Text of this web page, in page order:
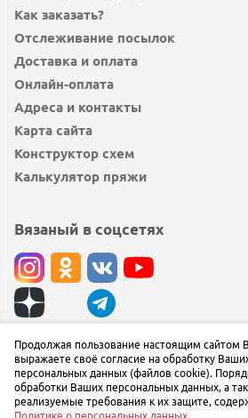
Как заказать?
Отслеживание посылок
Доставка и оплата
Онлайн-оплата
Адреса и контакты
Карта сайта
Конструктор схем
Калькулятор пряжи
Вязаный в соцсетях
© вязаный.рф 2019 — 2026
Сообщить об
Продолжая пользование настоящим сайтом
выражаете своё согласие на обработку
персональных данных (файлов cookie).
обработки Ваших персональных данных, а
реализуемые требования к их защите,